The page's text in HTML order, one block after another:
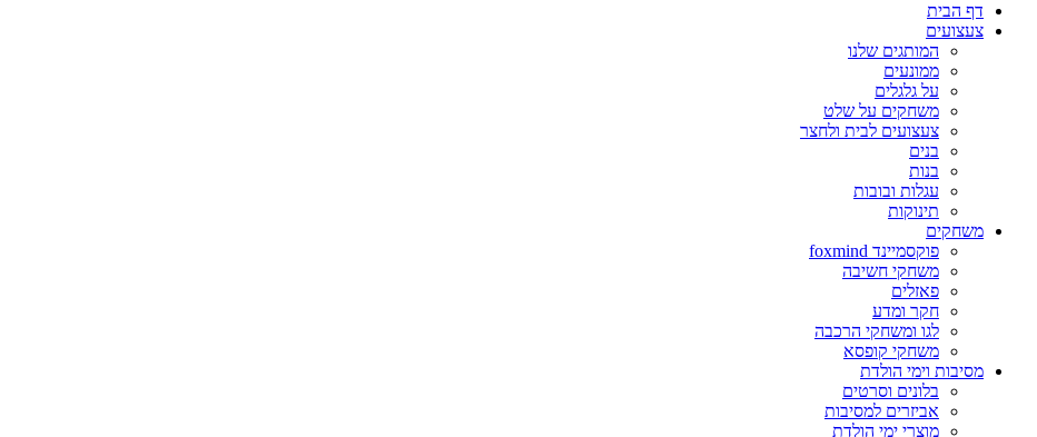
דף הבית
צעצועים
המותגים שלנו
ממונעים
על גלגלים
משחקים על שלט
צעצועים לבית ולחצר
בנים
בנות
עגלות ובובות
תינוקות
משחקים
פוקסמיינד foxmind
משחקי חשיבה
פאזלים
חקר ומדע
לגו ומשחקי הרכבה
משחקי קופסא
מסיבות וימי הולדת
בלונים וסרטים
אביזרים למסיבות
מוצרי ימי הולדת